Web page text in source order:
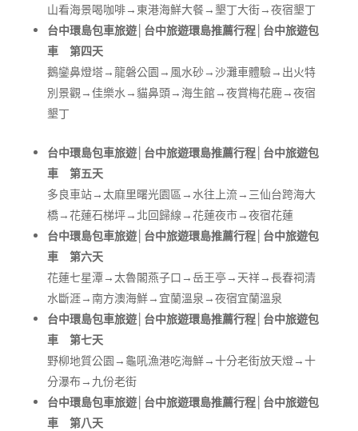
山看海景喝咖啡→東港海鮮大餐→墾丁大街→夜宿墾丁
台中環島包車旅遊│台中旅遊環島推薦行程│台中旅遊包
車 第四天
鵝鑾鼻燈塔→龍磐公園→風水砂→沙灘車體驗→出火特
別景觀→佳樂水→貓鼻頭→海生館→夜賞梅花鹿→夜宿
墾丁
台中環島包車旅遊│台中旅遊環島推薦行程│台中旅遊包
車 第五天
多良車站→太麻里曙光園區→水往上流→三仙台跨海大
橋→花蓮石梯坪→北回歸線→花蓮夜市→夜宿花蓮
台中環島包車旅遊│台中旅遊環島推薦行程│台中旅遊包
車 第六天
花蓮七星潭→太魯閣燕子口→岳王亭→天祥→長春祠清
水斷涯→南方澳海鮮→宜蘭溫泉→夜宿宜蘭溫泉
台中環島包車旅遊│台中旅遊環島推薦行程│台中旅遊包
車 第七天
野柳地質公園→龜吼漁港吃海鮮→十分老街放天燈→十
分瀑布→九份老街
台中環島包車旅遊│台中旅遊環島推薦行程│台中旅遊包
車 第八天